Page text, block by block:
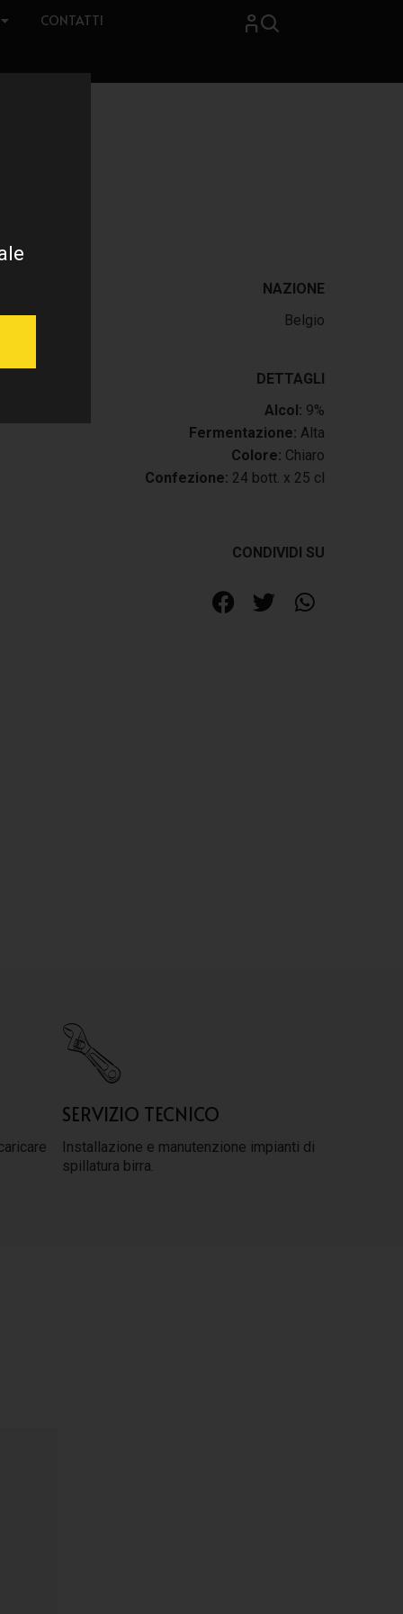
CONTATTI
NAZIONE
Belgio
DETTAGLI
Alcol: 9%
Fermentazione: Alta
Colore: Chiaro
Confezione: 24 bott. x 25 cl
CONDIVIDI SU
SERVIZIO TECNICO
Installazione e manutenzione impianti di
spillatura birra.